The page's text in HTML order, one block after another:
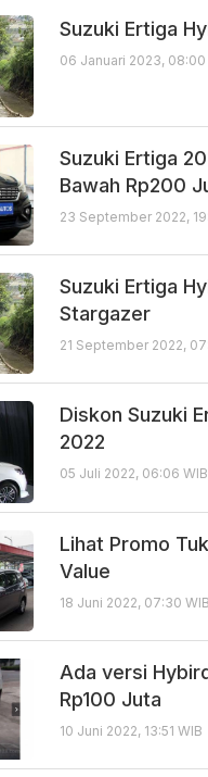
Suzuki Ertiga
06 Januari 2023, 08:00
Suzuki Ertiga
Bawah Rp200
23 September 2022,
Suzuki Ertiga
Stargazer
21 September 2022,
Diskon Suzuki
2022
05 Juli 2022, 06:06 WIB
Lihat Promo
Value
18 Juni 2022, 07:30 WIB
Ada versi
Rp100 Juta
10 Juni 2022, 13:51 WIB